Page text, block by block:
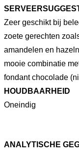
Zeer geschikt bij
zoete gerechten
amandelen en
mooie combinatie
fondant chocolade
HOUDBAARHEID
Oneindig
ANALYTISCHE